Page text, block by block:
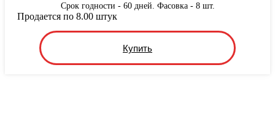
Срок годности - 60 дней. Фасовка - 8 шт.
Купить
Продается по 8.00 штук